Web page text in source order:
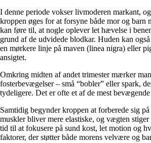
I denne periode vokser livmoderen markant,
kroppen øges for at forsyne både mor og
kan føre til, at nogle oplever let hævelse i
grund af de udvidede blodkar. Huden kan
en mørkere linje på maven (linea nigra) eller
ansigtet.
Omkring midten af andet trimester mærker
fosterbevægelser – små “bobler” eller spark,
tydeligere. Det er ofte et af de mest
Samtidig begynder kroppen at forberede sig
muskler bliver mere elastiske, og vægten
tid til at fokusere på sund kost, let motion og
faktorer, der støtter både morens velvære og